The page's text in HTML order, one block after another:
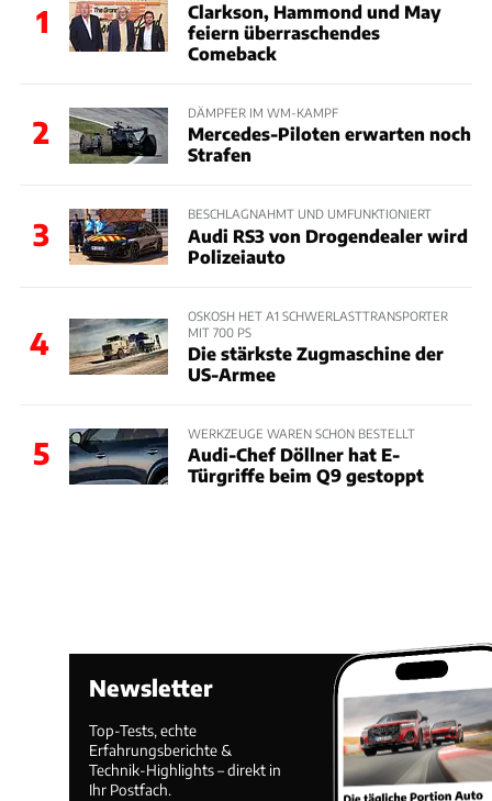
1
Clarkson, Hammond und May
feiern überraschendes
Comeback
2
DÄMPFER IM WM-KAMPF
Mercedes-Piloten erwarten noch
Strafen
3
BESCHLAGNAHMT UND UMFUNKTIONIERT
Audi RS3 von Drogendealer wird
Polizeiauto
4
OSKOSH HET A1 SCHWERLASTTRANSPORTER
MIT 700 PS
Die stärkste Zugmaschine der
US-Armee
5
WERKZEUGE WAREN SCHON BESTELLT
Audi-Chef Döllner hat E-
Türgriffe beim Q9 gestoppt
Newsletter
Top-Tests, echte
Erfahrungsberichte &
Technik-Highlights – direkt in
Ihr Postfach.